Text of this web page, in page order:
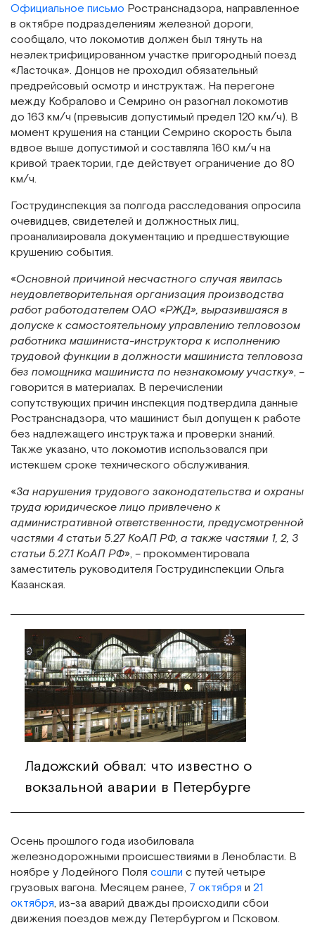
Официальное письмо Ространснадзора, направленное
в октябре подразделениям железной дороги,
сообщало, что локомотив должен был тянуть на
неэлектрифицированном участке пригородный поезд
«Ласточка». Донцов не проходил обязательный
предрейсовый осмотр и инструктаж. На перегоне
между Кобралово и Семрино он разогнал локомотив
до 163 км/ч (превысив допустимый предел 120 км/ч). В
момент крушения на станции Семрино скорость была
вдвое выше допустимой и составляла 160 км/ч на
кривой траектории, где действует ограничение до 80
км/ч.
Гострудинспекция за полгода расследования опросила
очевидцев, свидетелей и должностных лиц,
проанализировала документацию и предшествующие
крушению события.
«Основной причиной несчастного случая явилась
неудовлетворительная организация производства
работ работодателем ОАО «РЖД», выразившаяся в
допуске к самостоятельному управлению тепловозом
работника машиниста-инструктора к исполнению
трудовой функции в должности машиниста тепловоза
без помощника машиниста по незнакомому участку», –
говорится в материалах. В перечислении
сопутствующих причин инспекция подтвердила данные
Ространснадзора, что машинист был допущен к работе
без надлежащего инструктажа и проверки знаний.
Также указано, что локомотив использовался при
истекшем сроке технического обслуживания.
«За нарушения трудового законодательства и охраны
труда юридическое лицо привлечено к
административной ответственности, предусмотренной
частями 4 статьи 5.27 КоАП РФ, а также частями 1, 2, 3
статьи 5.27.1 КоАП РФ», – прокомментировала
заместитель руководителя Гострудинспекции Ольга
Казанская.
Ладожский обвал: что известно о
вокзальной аварии в Петербурге
Осень прошлого года изобиловала
железнодорожными происшествиями в Ленобласти. В
ноябре у Лодейного Поля сошли с путей четыре
грузовых вагона. Месяцем ранее, 7 октября и 21
октября, из-за аварий дважды происходили сбои
движения поездов между Петербургом и Псковом.